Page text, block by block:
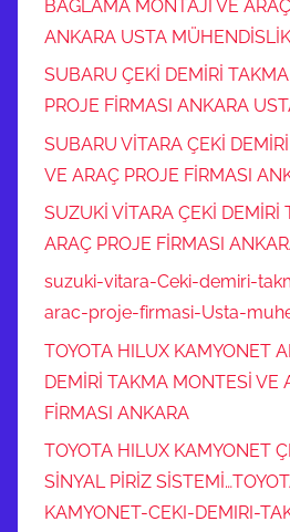
BAGLAMA MONTAJI VE
ANKARA USTA MÜHENDİSLİK
SUBARU ÇEKİ DEMİRİ
PROJE FİRMASI ANKARA
SUBARU VİTARA ÇEKİ
VE ARAÇ PROJE FİRMASI
SUZUKİ VİTARA ÇEKİ DEMİRİ
ARAÇ PROJE FİRMASI
suzuki-vitara-Ceki-demiri-
arac-proje-firmasi-Usta-
TOYOTA HILUX KAMYONET
DEMİRİ TAKMA MONTESİ VE
FİRMASI ANKARA
TOYOTA HILUX KAMYONET
SİNYAL PİRİZ
KAMYONET-CEKI-DEMIRI-